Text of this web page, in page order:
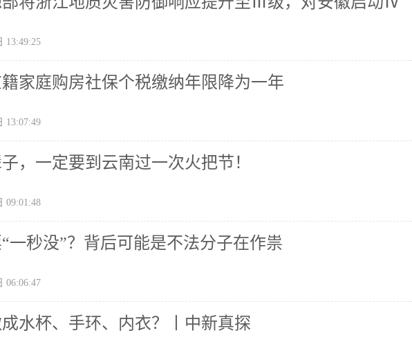
13:49:25
家庭购房社保个税缴纳年限降为一年
13:07:49
，一定要到云南过一次火把节！
09:01:48
一秒没”？背后可能是不法分子在作祟
06:06:47
水杯、手环、内衣？丨中新真探